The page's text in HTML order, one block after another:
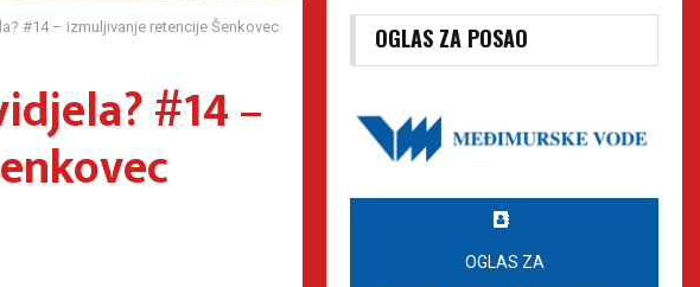
#14 – izmuljivanje retencije Šenkovec
#14 –
OGLAS ZA POSAO
OGLAS ZA